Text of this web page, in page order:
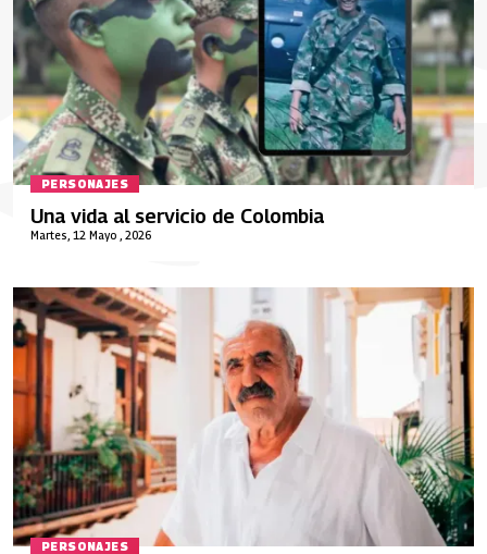
PERSONAJES
Martes, 12 Mayo , 2026
Una vida al servicio de Colombia
PERSONAJES